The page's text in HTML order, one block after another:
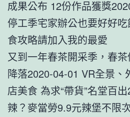
成果公布 12份作品獲獎
停工季宅家辦公也要好好
食攻略請加入我的最愛
又到一年春茶開采季，春
降落2020-04-01 VR全景
店美食 為求“帶貨”名堂百
辣？麥當勞9.9元辣堡不限